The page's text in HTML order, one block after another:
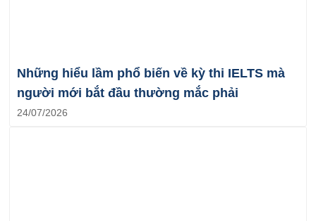
Những hiểu lầm phổ biến về kỳ thi IELTS mà
người mới bắt đầu thường mắc phải
24/07/2026